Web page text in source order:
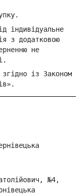
індивідуальне
з додатковою
не
із Законом
№4,